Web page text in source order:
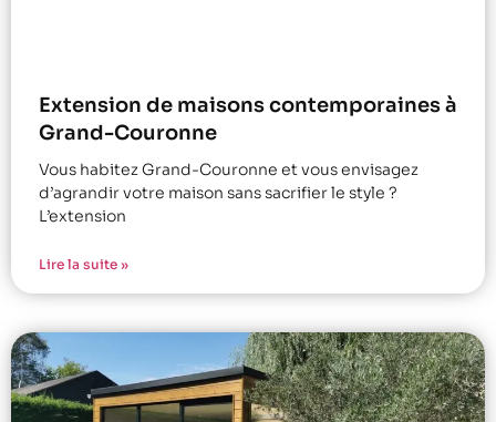
Extension de maisons contemporaines à
Grand-Couronne
Vous habitez Grand-Couronne et vous envisagez
d’agrandir votre maison sans sacrifier le style ?
L’extension
Lire la suite »